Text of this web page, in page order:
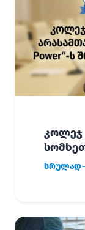
კოლეჯ
სრულად